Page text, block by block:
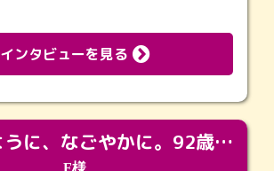
インタビューを見る
同窓会のように、なごやかに。92歳の旅立ちを彩った、再会と感謝の場
F様